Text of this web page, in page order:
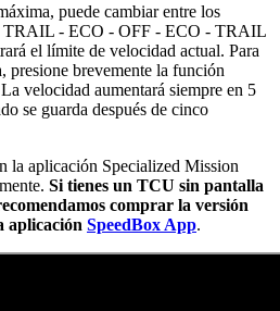
puede cambiar entre los
TRAIL - ECO - OFF - ECO - TRAIL
el límite de velocidad actual. Para
presione brevemente la función
velocidad aumentará siempre en 5
se guarda después de cinco
la aplicación Specialized Mission
Si tienes un TCU sin pantalla
comprar la versión
aplicación SpeedBox App.